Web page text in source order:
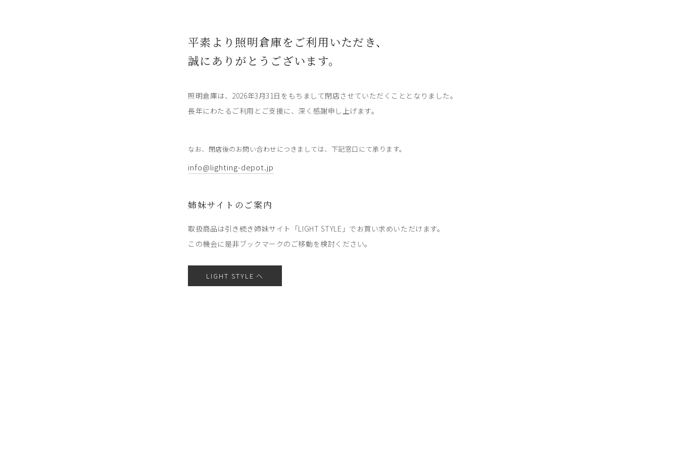
平素より照明倉庫をご利用いただき、
誠にありがとうございます。
照明倉庫は、2026年3月31日をもちまして閉店させていただくこととなりました。
長年にわたるご利用とご支援に、深く感謝申し上げます。
なお、閉店後のお問い合わせにつきましては、下記窓口にて承ります。
info@lighting-depot.jp
姉妹サイトのご案内
取扱商品は引き続き姉妹サイト「LIGHT STYLE」でお買い求めいただけます。
この機会に是非ブックマークのご移動を検討ください。
LIGHT STYLE へ